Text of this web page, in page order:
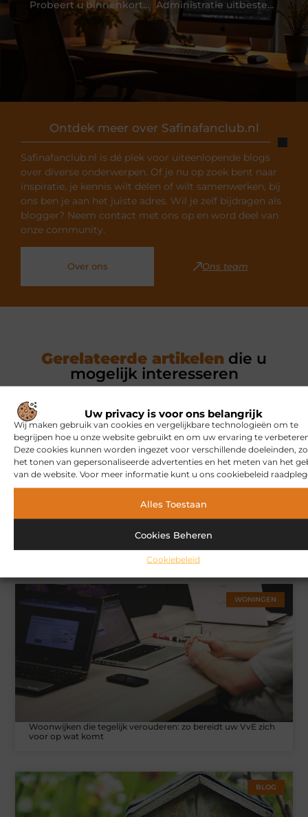
Uw privacy is voor ons belangrijk
Wij maken gebruik van cookies en vergelijkbare technologieën om te
begrijpen hoe u onze website gebruikt en om uw ervaring te
Deze cookies kunnen worden ingezet voor verschillende doeleinden,
het tonen van gepersonaliseerde advertenties en het meten van het
van de website. Voor meer informatie kunt u ons cookiebeleid
Alles Toestaan
Cookies Beheren
Cookiebeleid
Ontdek meer over Safinafanclub.nl
Safinafanclub.nl is dé plek voor uiteenlopende blogs
over diverse onderwerpen. Of je nu op zoek bent naar
inspiratie, je kennis wilt delen of wilt samenwerken, bij
ons ben je aan het juiste adres. Wil je zelf bijdragen als
blogger? Neem contact met ons op en word deel van
onze community.
Over ons Ons team
Probeert u binnenkort een keer bubble tea Eindhoven uit? Administratie uitbesteden aan de Administratiekamer?
Gerelateerde artikelen die u
mogelijk interesseren
MARKETING
Hoe u een webshop laat bouwen die klaar is voor
internationale verkoop
WONINGEN
Woonwijken die tegelijk verouderen: zo bereidt uw VvE zich
voor op wat komt
BLOG